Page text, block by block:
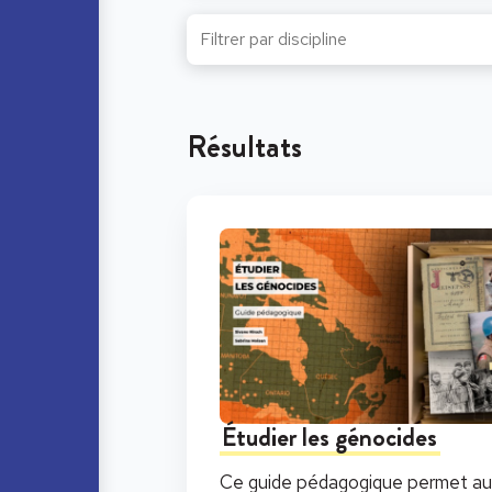
Résultats
Étudier les génocides
Ce guide pédagogique permet